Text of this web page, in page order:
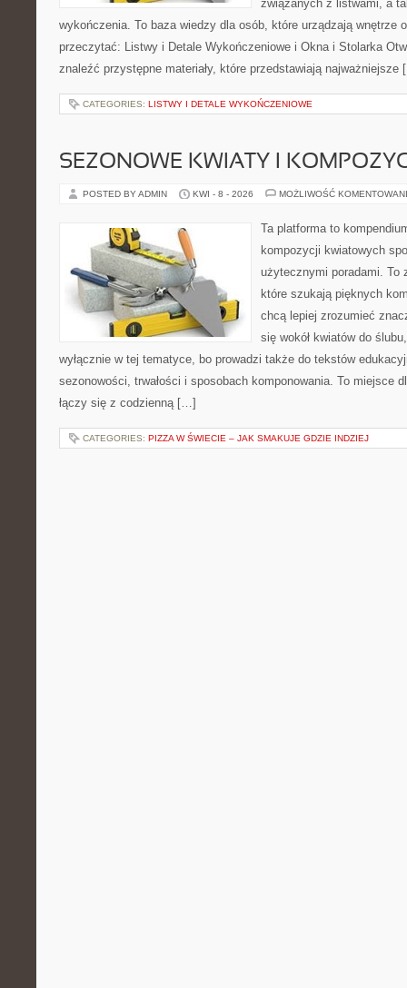
związanych z listwami, a
wykończenia. To baza wiedzy dla osób, które urządzają wnętrze
przeczytać: Listwy i Detale Wykończeniowe i Okna i Stolarka
znaleźć przystępne materiały, które przedstawiają
CATEGORIES: LISTWY I DETALE WYKOŃCZENIOWE
SEZONOWE KWIATY I
POSTED BY ADMIN KWI - 8 - 2026 MOŻLIWOŚĆ
Ta platforma to
kompozycji kwiatowych
użytecznymi poradami. To
które szukają pięknych
chcą lepiej zrozumieć
się wokół kwiatów do
wyłącznie w tej tematyce, bo prowadzi także do tekstów
sezonowości, trwałości i sposobach komponowania. To miejsce
łączy się z codzienną […]
CATEGORIES: PIZZA W ŚWIECIE – JAK SMAKUJE GDZIE INDZIEJ